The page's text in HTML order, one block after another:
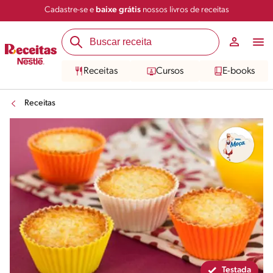
Cadastre-se e baixe grátisnossos livros de receitas
Receitas Cursos E-books
Receitas
Salvar Compartilhar
Testada